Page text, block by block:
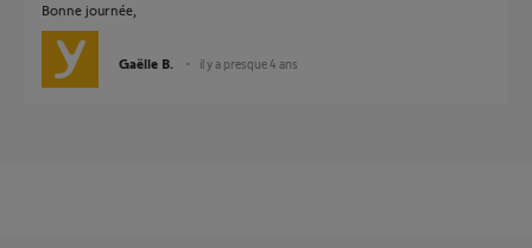
Bonne journée,
Gaëlle B. il y a presque 4 ans